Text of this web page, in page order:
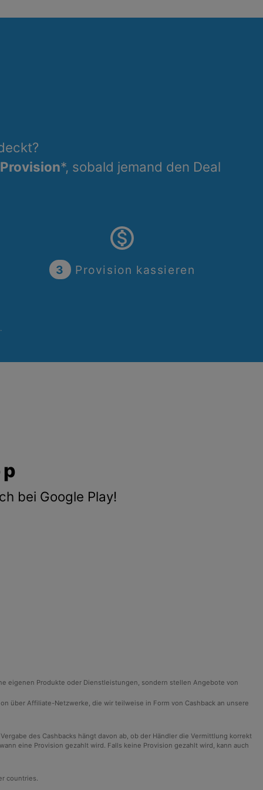
*, sobald jemand den Deal
monetization_on
3 Provision kassieren
bei Google Play!
eigenen Produkte oder Dienstleistungen, sondern stellen Angebote von
über Affiliate-Netzwerke, die wir teilweise in Form von Cashback an unsere
des Cashbacks hängt davon ab, ob der Händler die Vermittlung korrekt
eine Provision gezahlt wird. Falls keine Provision gezahlt wird, kann auch
countries.